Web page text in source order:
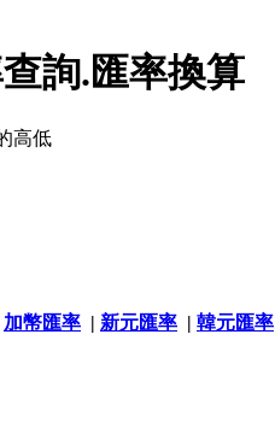
詢.匯率換算
高低
加幣匯率 | 新元匯率 | 韓元匯率